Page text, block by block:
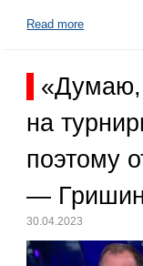
Read more
«Думаю,
на
поэтому
— Гришин
30.04.2023